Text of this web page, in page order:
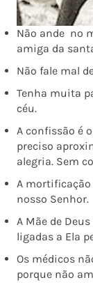
Não ande no
amiga da
Não fale mal
Tenha muita
céu.
A confissão é
preciso
alegria. Sem
A
nosso Senhor.
A Mãe de
ligadas a Ela
Os médicos
porque não